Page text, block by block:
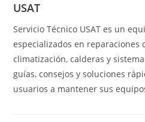
USAT
Servicio Técnico USAT es un
especializados en reparaciones
climatización, calderas y
guías, consejos y soluciones
usuarios a mantener sus